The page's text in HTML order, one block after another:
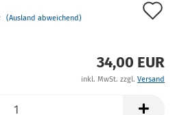
(Ausland abweichend)
34,00 EUR
inkl. MwSt. zzgl. Versand